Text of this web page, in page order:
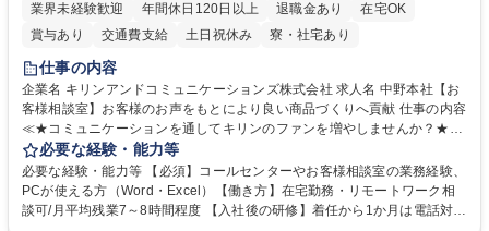
業界未経験歓迎
年間休日120日以上 退職金あり
在宅OK
賞与あり
交通費支給 土日祝休み 寮・社宅あり
仕事の内容
企業名 キリンアンドコミュニケーションズ株式会社 求人名 中野本社【お
客様相談室】お客様のお声をもとにより良い商品づくりへ貢献 仕事の内容
≪★コミュニケーションを通してキリンのファンを増やしませんか？★≫
お客様のお声をより良い商品づくりに活かしていく上で、窓口となるお客
様相談室でのお仕事です。 日々お客様からいただくキリングループへのご
意見を、企業活動に活かしています。お客様からの声に迅速かつ誠意をも
って対応、情報提供するとともにグループ内活動に反映しています。 【具
必要な経験・能力等
必要な経験・能力等 【必須】コールセンターやお客様相談室の業務経験、
PCが使える方（Word・Excel）【働き方】在宅勤務・リモートワーク相
談可/月平均残業7～8時間程度 【入社後の研修】着任から1か月は電話対応